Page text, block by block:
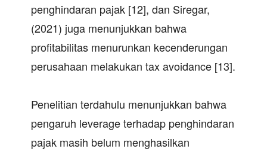
penghindaran pajak [12], dan Siregar,
(2021) juga menunjukkan bahwa
profitabilitas menurunkan kecenderungan
perusahaan melakukan tax avoidance [13].
Penelitian terdahulu menunjukkan bahwa
pengaruh leverage terhadap penghindaran
pajak masih belum menghasilkan